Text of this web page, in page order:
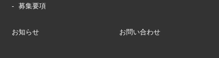
募集要項
お知らせ お問い合わせ